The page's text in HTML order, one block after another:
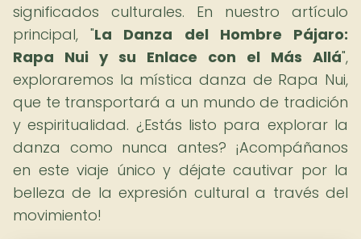
significados culturales. En nuestro artículo
principal, "La Danza del Hombre Pájaro:
Rapa Nui y su Enlace con el Más Allá",
exploraremos la mística danza de Rapa Nui,
que te transportará a un mundo de tradición
y espiritualidad. ¿Estás listo para explorar la
danza como nunca antes? ¡Acompáñanos
en este viaje único y déjate cautivar por la
belleza de la expresión cultural a través del
movimiento!